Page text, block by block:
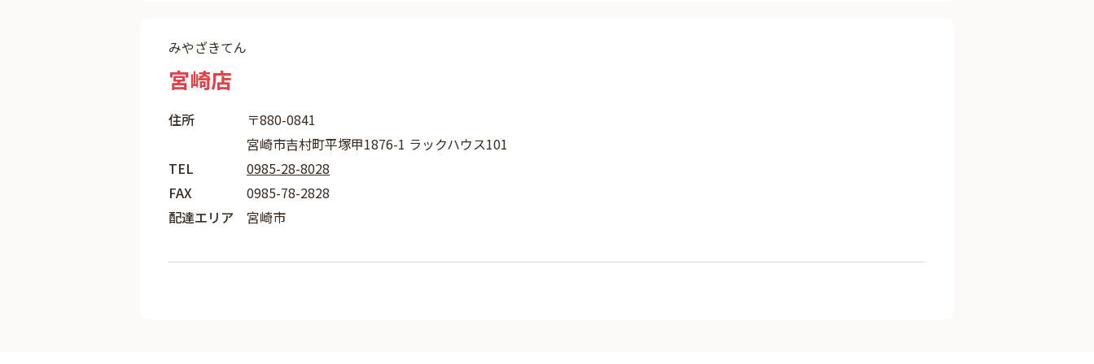
みやざきてん
宮崎店
住所
〒880-0841
宮崎市吉村町平塚甲1876-1 ラックハウス101
TEL
0985-28-8028
FAX
0985-78-2828
配達エリア
宮崎市